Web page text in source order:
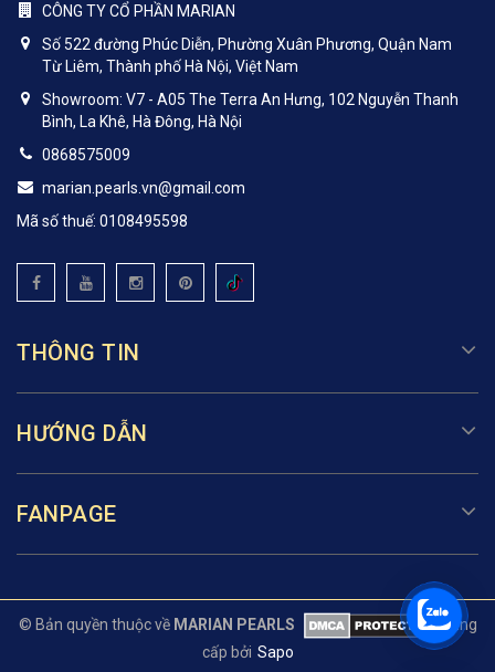
CÔNG TY CỔ PHẦN MARIAN
Số 522 đường Phúc Diễn, Phường Xuân Phương, Quận Nam
Từ Liêm, Thành phố Hà Nội, Việt Nam
Showroom: V7 - A05 The Terra An Hưng, 102 Nguyễn Thanh
Bình, La Khê, Hà Đông, Hà Nội
0868575009
marian.pearls.vn@gmail.com
Mã số thuế: 0108495598
THÔNG TIN
HƯỚNG DẪN
FANPAGE
© Bản quyền thuộc về MARIAN PEARLS
Cung
cấp bởi Sapo